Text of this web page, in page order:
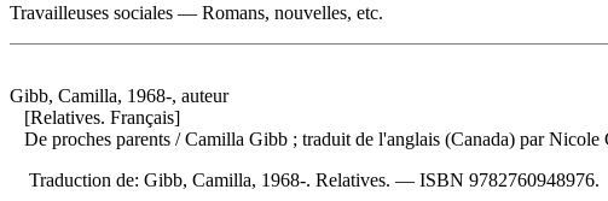
Travailleuses sociales — Romans, nouvelles, etc.
Gibb, Camilla, 1968-, auteur
[Relatives. Français]
De proches parents / Camilla Gibb ; traduit de l'anglais (Canada) par
Traduction de: Gibb, Camilla, 1968-. Relatives. — ISBN 9782760948976.